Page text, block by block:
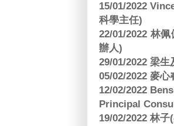
15/01/2022
科學主任)
22/01/2022 林
辦人)
29/01/2022 梁
05/02/2022 麥
12/02/2022
Principal
19/02/2022 林